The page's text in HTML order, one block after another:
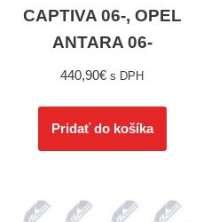
CAPTIVA 06-, OPEL
ANTARA 06-
440,90€ s DPH
Pridať do košíka